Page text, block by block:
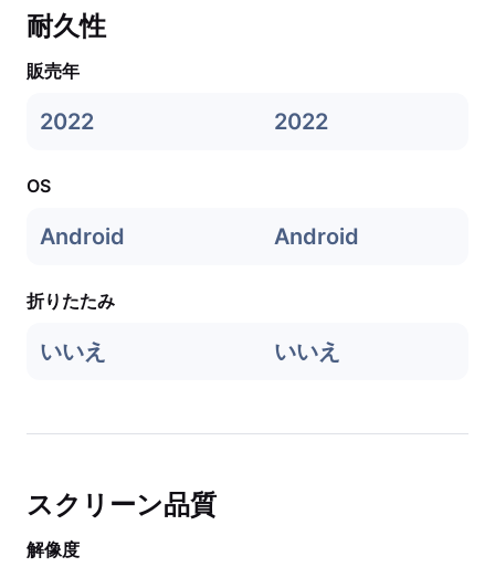
耐久性
販売年
2022 2022
OS
Android Android
折りたたみ
いいえ いいえ
スクリーン品質
解像度